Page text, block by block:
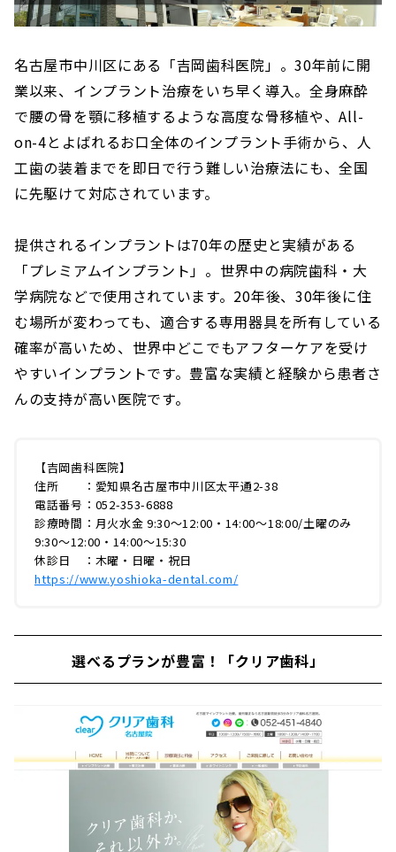
名古屋市中川区にある「吉岡歯科医院」。30年前に開
業以来、インプラント治療をいち早く導入。全身麻酔
で腰の骨を顎に移植するような高度な骨移植や、All-
on-4とよばれるお口全体のインプラント手術から、人
工歯の装着までを即日で行う難しい治療法にも、全国
に先駆けて対応されています。
提供されるインプラントは70年の歴史と実績がある
「プレミアムインプラント」。世界中の病院歯科・大
学病院などで使用されています。20年後、30年後に住
む場所が変わっても、適合する専用器具を所有している
確率が高いため、世界中どこでもアフターケアを受け
やすいインプラントです。豊富な実績と経験から患者さ
んの支持が高い医院です。
【吉岡歯科医院】
住所 ：愛知県名古屋市中川区太平通2-38
電話番号：052-353-6888
診療時間：月火水金 9:30〜12:00・14:00〜18:00/土曜のみ
9:30〜12:00・14:00〜15:30
休診日 ：木曜・日曜・祝日
https://www.yoshioka-dental.com/
選べるプランが豊富！「クリア歯科」